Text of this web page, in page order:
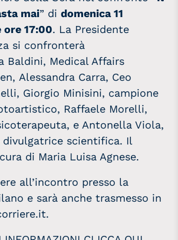
mai” di domenica 11
17:00. La Presidente
si confronterà
Baldini, Medical Affairs
Alessandra Carra, Ceo
Giorgio Minisini, campione
Raffaele Morelli,
e Antonella Viola,
divulgatrice scientifica. Il
di Maria Luisa Agnese.
all’incontro presso la
e sarà anche trasmesso in